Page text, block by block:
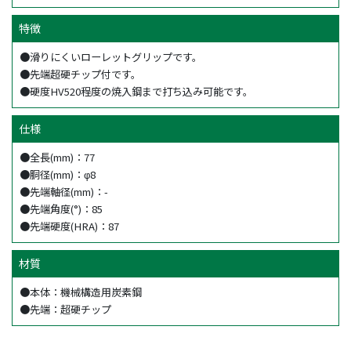
特徴
●滑りにくいローレットグリップです。
●先端超硬チップ付です。
●硬度HV520程度の焼入鋼まで打ち込み可能です。
仕様
●全長(mm)：77
●胴径(mm)：φ8
●先端軸径(mm)：-
●先端角度(°)：85
●先端硬度(HRA)：87
材質
●本体：機械構造用炭素鋼
●先端：超硬チップ